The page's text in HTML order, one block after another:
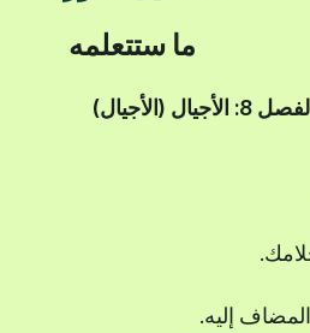
ما ستتعلمه
8: الأجيال (الأجيال)
إليه.